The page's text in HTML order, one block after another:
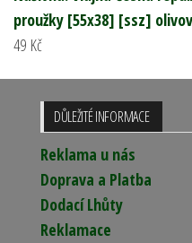
proužky [55x38] [ssz]
49 Kč
DŮLEŽITÉ INFORMACE
Reklama u nás
Doprava a Platba
Dodací Lhůty
Reklamace